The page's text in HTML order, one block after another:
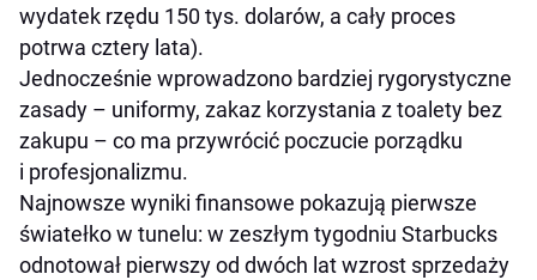
wydatek rzędu 150 tys. dolarów, a cały proces
potrwa cztery lata).
Jednocześnie wprowadzono bardziej rygorystyczne
zasady – uniformy, zakaz korzystania z toalety bez
zakupu – co ma przywrócić poczucie porządku
i profesjonalizmu.
Najnowsze wyniki finansowe pokazują pierwsze
światełko w tunelu: w zeszłym tygodniu Starbucks
odnotował pierwszy od dwóch lat wzrost sprzedaży